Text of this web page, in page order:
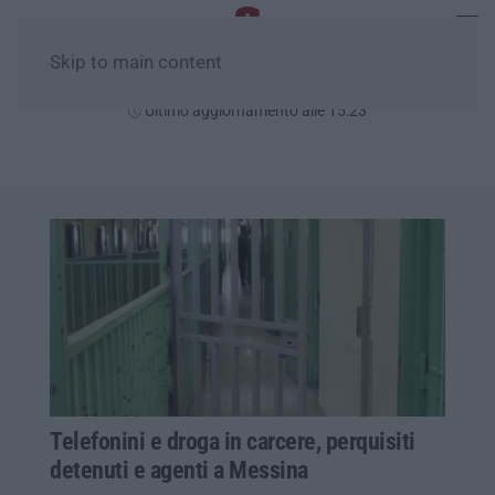
Skip to main content
Ultimo aggiornamento alle 15:23
Telefonini e droga in carcere, perquisiti
detenuti e agenti a Messina